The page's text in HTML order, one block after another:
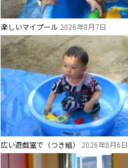
楽しいマイプール 2026年8月7日
広い遊戯室で（つき組） 2026年8月6日